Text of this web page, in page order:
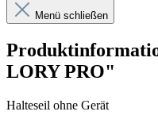
Menü schließen
LORY PRO"
Halteseil ohne Gerät